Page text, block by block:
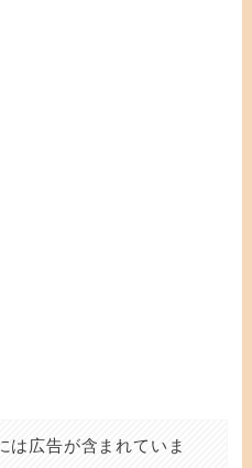
は広告が含まれていま